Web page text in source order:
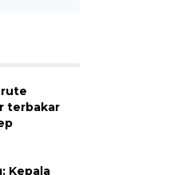
rute
terbakar
Kepala